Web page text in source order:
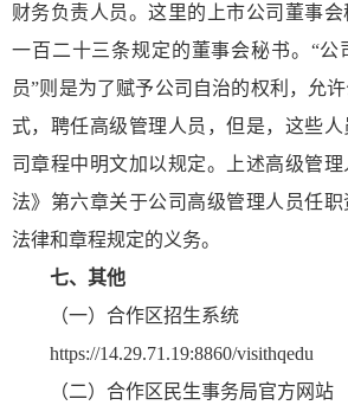
财务负责人员。这里的上市公司董事
一百二十三条规定的董事会秘书。“公
员”则是为了赋予公司自治的权利，允
式，聘任高级管理人员，但是，这些
司章程中明文加以规定。上述高级管
法》第六章关于公司高级管理人员任
法律和章程规定的义务。
七、其他
（一）合作区招生系统
https://14.29.71.19:8860/visithqedu
（二）合作区民生事务局官方网站